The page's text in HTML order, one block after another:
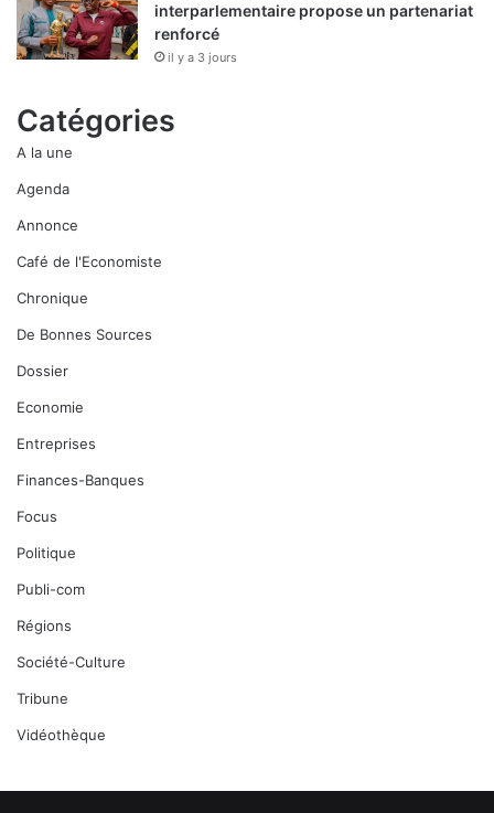
interparlementaire propose un partenariat
renforcé
il y a 3 jours
Catégories
A la une
Agenda
Annonce
Café de l'Economiste
Chronique
De Bonnes Sources
Dossier
Economie
Entreprises
Finances-Banques
Focus
Politique
Publi-com
Régions
Société-Culture
Tribune
Vidéothèque